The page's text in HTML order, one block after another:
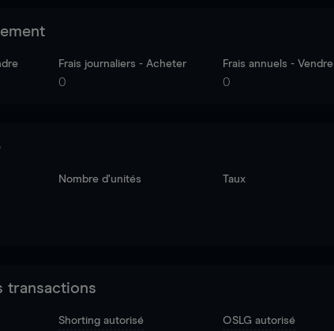
Frais journaliers - Acheter
0
Frais annuels - Vendre
0
Nombre d’unités Taux
transactions
Shorting autorisé OSLG autorisé